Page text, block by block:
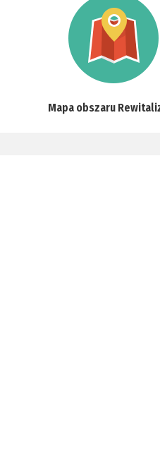
Mapa obszaru